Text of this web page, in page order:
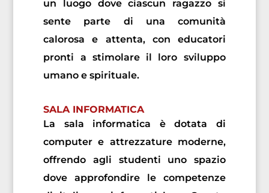
un luogo dove ciascun ragazzo si
sente parte di una comunità
calorosa e attenta, con educatori
pronti a stimolare il loro sviluppo
umano e spirituale.
SALA INFORMATICA
La sala informatica è dotata di
computer e attrezzature moderne,
offrendo agli studenti uno spazio
dove approfondire le competenze